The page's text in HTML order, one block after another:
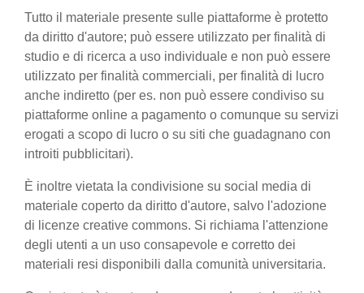
Tutto il materiale presente sulle piattaforme è protetto
da diritto d'autore; può essere utilizzato per finalità di
studio e di ricerca a uso individuale e non può essere
utilizzato per finalità commerciali, per finalità di lucro
anche indiretto (per es. non può essere condiviso su
piattaforme online a pagamento o comunque su servizi
erogati a scopo di lucro o su siti che guadagnano con
introiti pubblicitari).
È inoltre vietata la condivisione su social media di
materiale coperto da diritto d'autore, salvo l'adozione
di licenze creative commons. Si richiama l'attenzione
degli utenti a un uso consapevole e corretto dei
materiali resi disponibili dalla comunità universitaria.